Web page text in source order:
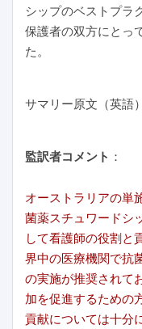
シップのベストプラ
保護者の双方にとっ
た。
サマリー原文（英語
監訳者コメント ：
オーストラリアの単
菌薬スチュワードシ
して看護師の役割と
界中の医療機関で抗
の実施が推奨されて
加を促進するための
貢献については十分